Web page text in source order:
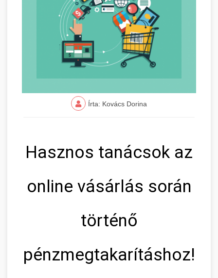
Írta: Kovács Dorina
Hasznos tanácsok az
online vásárlás során
történő
pénzmegtakarításhoz!